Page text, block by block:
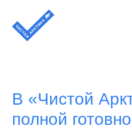
В «Чистой
полной